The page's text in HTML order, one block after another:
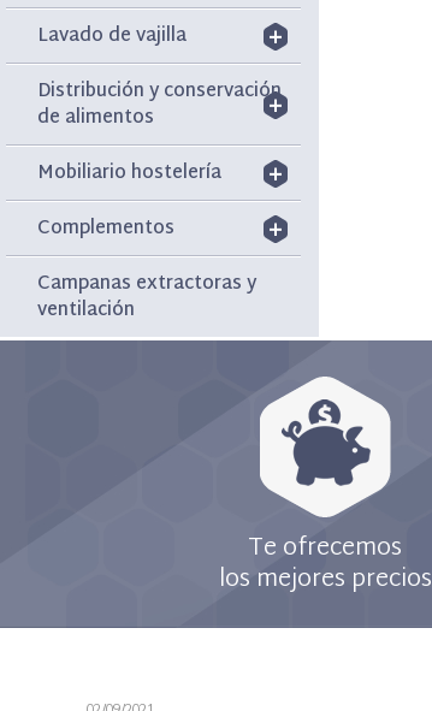
Lavado de vajilla
Distribución y conservación
de alimentos
Mobiliario hostelería
Complementos
Campanas extractoras y
ventilación
Te ofrecemos
los mejores precios